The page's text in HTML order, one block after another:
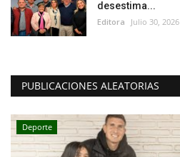
desestima...
Editora Julio 30, 2026
PUBLICACIONES ALEATORIAS
Deporte